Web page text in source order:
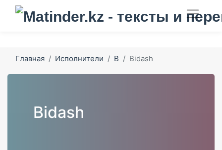
Главная Исполнители B Bidash
Bidash